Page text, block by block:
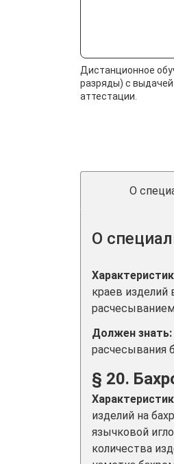
Дистанционное
разряды) с выдачей
аттестации.
О
О
краев изделий
Должен знать:
расчесывания
§ 20.
изделий на
язычковой
количества